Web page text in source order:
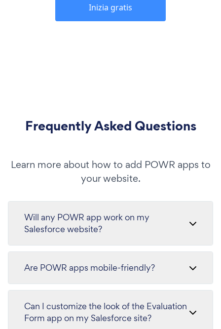
Inizia gratis
Frequently Asked Questions
Learn more about how to add POWR apps to
your website.
Will any POWR app work on my
Salesforce website?
Are POWR apps mobile-friendly?
Can I customize the look of the Evaluation
Form app on my Salesforce site?